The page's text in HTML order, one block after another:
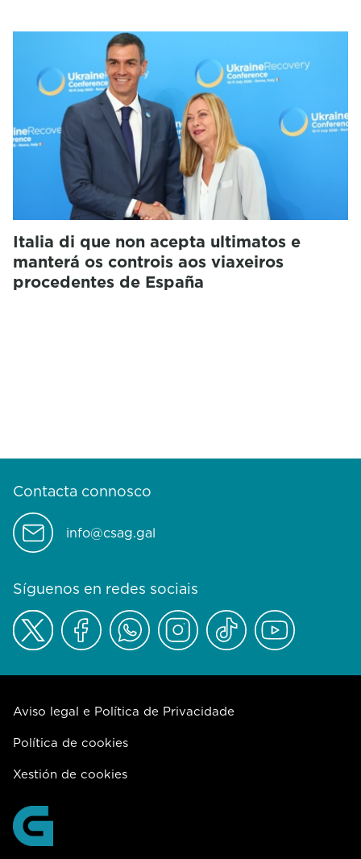
Italia di que non acepta ultimatos e
manterá os controis aos viaxeiros
procedentes de España
Contacta connosco
info@csag.gal
Síguenos en redes sociais
Aviso legal e Política de Privacidade
Política de cookies
Xestión de cookies